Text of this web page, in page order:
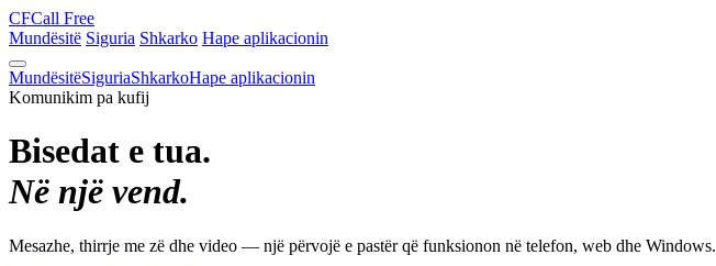
CFCall Free
Mundësitë Siguria Shkarko Hape aplikacionin
MundësitëSiguriaShkarkoHape aplikacionin
Komunikim pa kufij
Bisedat e tua.
Në një vend.
Mesazhe, thirrje me zë dhe video — një përvojë e pastër që funksionon në telefon, web dhe Windows.